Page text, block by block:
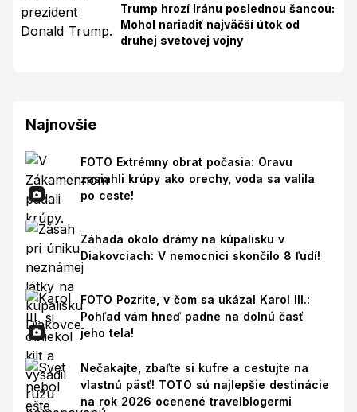
Trump hrozí Iránu poslednou šancou:
Mohol nariadiť najväčší útok od
druhej svetovej vojny
Najnovšie
FOTO Extrémny obrat počasia: Oravu
zasiahli krúpy ako orechy, voda sa valila
po ceste!
Záhada okolo drámy na kúpalisku v
Diakovciach: V nemocnici skončilo 8 ľudí!
FOTO Pozrite, v čom sa ukázal Karol III.:
Pohľad vám hneď padne na dolnú časť
jeho tela!
Nečakajte, zbaľte si kufre a cestujte na
vlastnú päsť! TOTO sú najlepšie destinácie
na rok 2026 ocenené travelblogermi